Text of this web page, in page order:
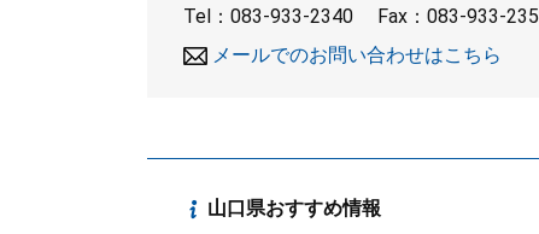
Tel：083-933-2340
Fax：083-933-
メールでのお問い合わせはこちら
山口県おすすめ情報